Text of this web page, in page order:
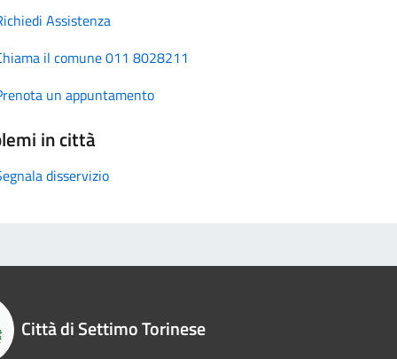
Assistenza
il comune 011 8028211
un appuntamento
in città
disservizio
Città di Settimo Torinese